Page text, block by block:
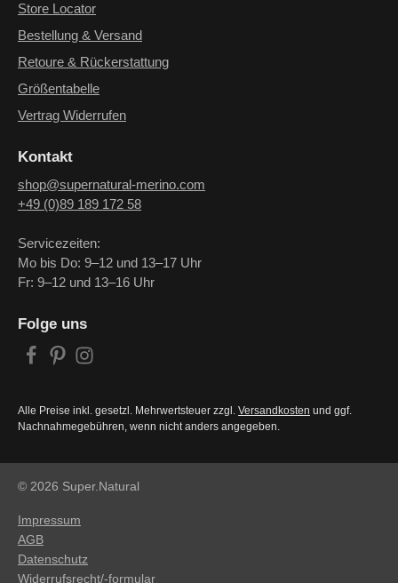
Folge uns
Alle Preise inkl. gesetzl. Mehrwertsteuer zzgl. Versandkosten und ggf.
Nachnahmegebühren, wenn nicht anders angegeben.
Store Locator
Bestellung & Versand
Retoure & Rückerstattung
Größentabelle
Vertrag Widerrufen
Kontakt
shop@supernatural-merino.com
+49 (0)89 189 172 58
Servicezeiten:
Mo bis Do: 9–12 und 13–17 Uhr
Fr: 9–12 und 13–16 Uhr
© 2026 Super.Natural
Impressum
AGB
Datenschutz
Widerrufsrecht/-formular